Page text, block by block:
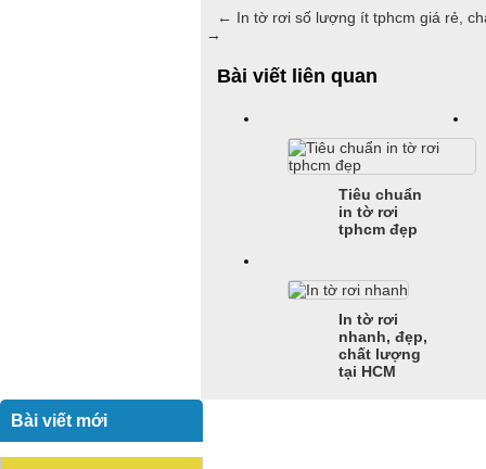
← In tờ rơi số lượng ít tphcm giá rẻ,
→
Bài viết liên quan
Tiêu chuẩn
in tờ rơi
tphcm đẹp
In tờ rơi
nhanh, đẹp,
chất lượng
tại HCM
Bài viết mới